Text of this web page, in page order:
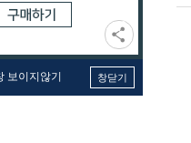
보이지않기 창닫기